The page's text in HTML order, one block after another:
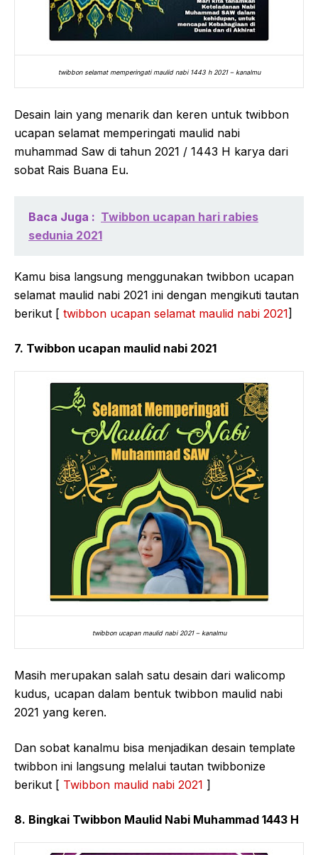
twibbon selamat memperingati maulid nabi 1443 h 2021 – kanalmu
Desain lain yang menarik dan keren untuk twibbon
ucapan selamat memperingati maulid nabi
muhammad Saw di tahun 2021 / 1443 H karya dari
sobat Rais Buana Eu.
Baca Juga : Twibbon ucapan hari rabies
sedunia 2021
Kamu bisa langsung menggunakan twibbon ucapan
selamat maulid nabi 2021 ini dengan mengikuti tautan
berikut [ twibbon ucapan selamat maulid nabi 2021]
7. Twibbon ucapan maulid nabi 2021
twibbon ucapan maulid nabi 2021 – kanalmu
Masih merupakan salah satu desain dari walicomp
kudus, ucapan dalam bentuk twibbon maulid nabi
2021 yang keren.
Dan sobat kanalmu bisa menjadikan desain template
twibbon ini langsung melalui tautan twibbonize
berikut [ Twibbon maulid nabi 2021 ]
8. Bingkai Twibbon Maulid Nabi Muhammad 1443 H